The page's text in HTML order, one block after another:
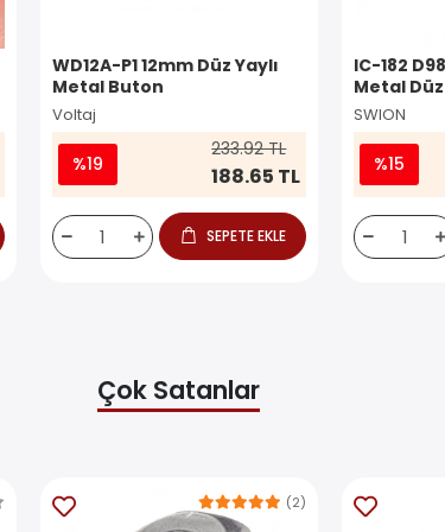
WD12A-P1 12mm Düz Yaylı
Metal Buton
Voltaj
%19
233.92 TL
188.65 TL
SEPETE EKLE
IC-182
Metal
SWION
%15
Çok Satanlar
(2)